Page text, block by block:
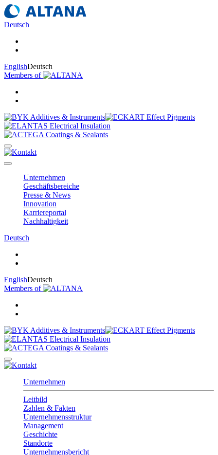
Deutsch
EnglishDeutsch
Members of
Unternehmen
Geschäftsbereiche
Presse & News
Innovation
Karriereportal
Nachhaltigkeit
Deutsch
EnglishDeutsch
Members of
Unternehmen
Leitbild
Zahlen & Fakten
Unternehmensstruktur
Management
Geschichte
Standorte
Unternehmensbericht